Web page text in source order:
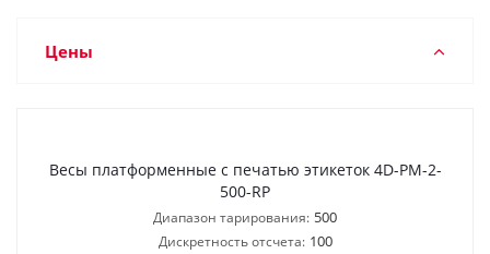
Цены
Весы платформенные с печатью этикеток 4D-PM-2-
500-RP
Диапазон тарирования: 500
Дискретность отсчета: 100